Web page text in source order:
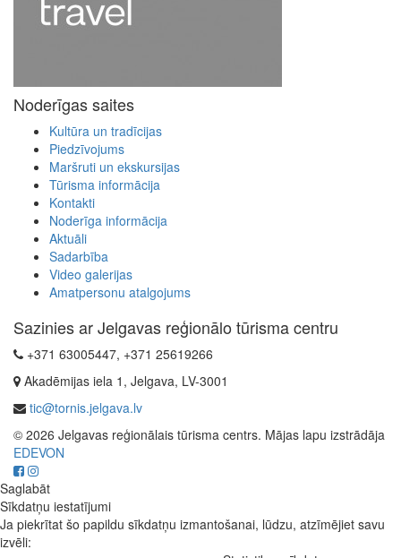
Noderīgas saites
Kultūra un tradīcijas
Piedzīvojums
Maršruti un ekskursijas
Tūrisma informācija
Kontakti
Noderīga informācija
Aktuāli
Sadarbība
Video galerijas
Amatpersonu atalgojums
Sazinies ar Jelgavas reģionālo tūrisma centru
+371 63005447, +371 25619266
Akadēmijas iela 1, Jelgava, LV-3001
tic@tornis.jelgava.lv
© 2026 Jelgavas reģionālais tūrisma centrs. Mājas lapu izstrādāja
EDEVON
Saglabāt
Sīkdatņu iestatījumi
Ja piekrītat šo papildu sīkdatņu izmantošanai, lūdzu, atzīmējiet savu
izvēli: